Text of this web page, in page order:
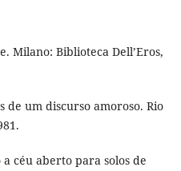
Milano: Biblioteca Dell’Eros,
de um discurso amoroso. Rio
a céu aberto para solos de